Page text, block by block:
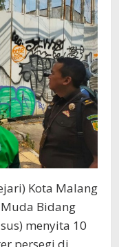
Kota Malang
Bidang
menyita 10